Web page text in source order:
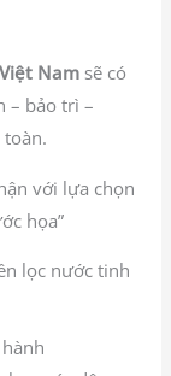
Nam sẽ có
– bảo trì –
lọc nước tinh